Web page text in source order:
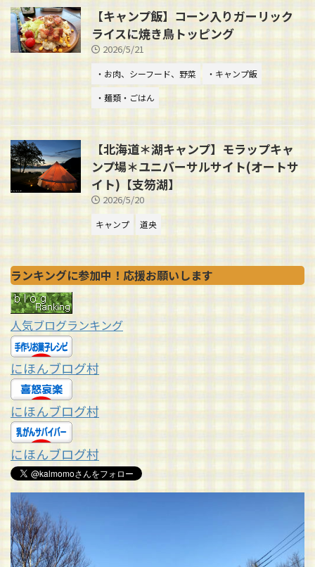
【キャンプ飯】コーン入りガーリック
ライスに焼き鳥トッピング
2026/5/21
・お肉、シーフード、野菜
・キャンプ飯
・麺類・ごはん
【北海道＊湖キャンプ】モラップキャ
ンプ場＊ユニバーサルサイト(オートサ
イト)【支笏湖】
2026/5/20
キャンプ 道央
ランキングに参加中！応援お願いします
人気ブログランキング
にほんブログ村
にほんブログ村
にほんブログ村